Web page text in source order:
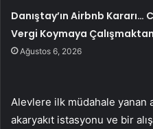
Danıştay’ın Airbnb Kararı…
Vergi Koymaya
Ağustos 6, 2026
Alevlere ilk müdahale yanan
akaryakıt istasyonu ve bir